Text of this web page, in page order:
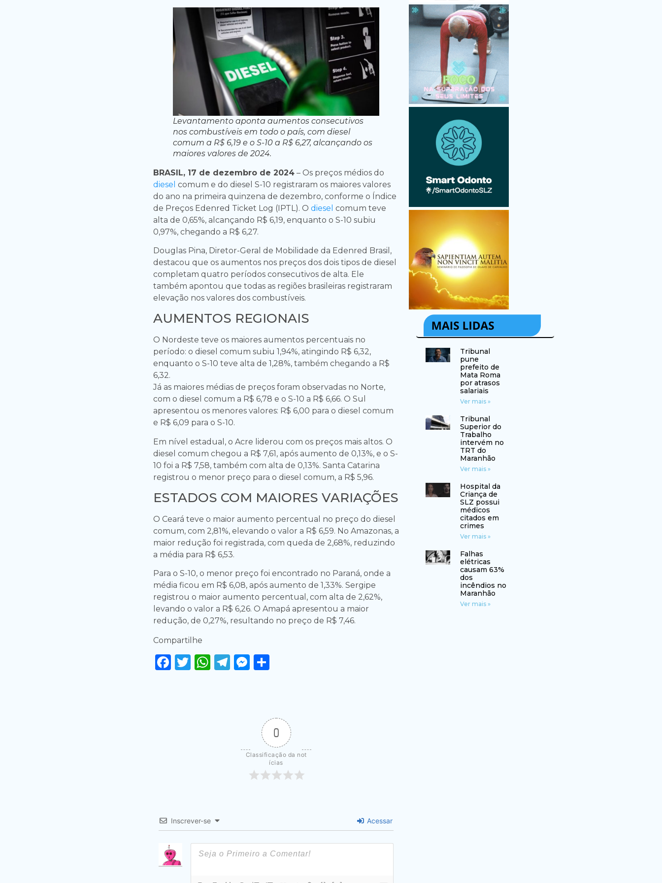
Levantamento aponta aumentos consecutivos
nos combustíveis em todo o país, com diesel
comum a R$ 6,19 e o S-10 a R$ 6,27, alcançando os
maiores valores de 2024.
BRASIL, 17 de dezembro de 2024 – Os preços médios do
diesel comum e do diesel S-10 registraram os maiores valores
do ano na primeira quinzena de dezembro, conforme o Índice
de Preços Edenred Ticket Log (IPTL). O diesel comum teve
alta de 0,65%, alcançando R$ 6,19, enquanto o S-10 subiu
0,97%, chegando a R$ 6,27.
Douglas Pina, Diretor-Geral de Mobilidade da Edenred Brasil,
destacou que os aumentos nos preços dos dois tipos de diesel
completam quatro períodos consecutivos de alta. Ele
também apontou que todas as regiões brasileiras registraram
elevação nos valores dos combustíveis.
AUMENTOS REGIONAIS
O Nordeste teve os maiores aumentos percentuais no
período: o diesel comum subiu 1,94%, atingindo R$ 6,32,
enquanto o S-10 teve alta de 1,28%, também chegando a R$
6,32.
Já as maiores médias de preços foram observadas no Norte,
com o diesel comum a R$ 6,78 e o S-10 a R$ 6,66. O Sul
apresentou os menores valores: R$ 6,00 para o diesel comum
e R$ 6,09 para o S-10.
Em nível estadual, o Acre liderou com os preços mais altos. O
diesel comum chegou a R$ 7,61, após aumento de 0,13%, e o S-
10 foi a R$ 7,58, também com alta de 0,13%. Santa Catarina
registrou o menor preço para o diesel comum, a R$ 5,96.
ESTADOS COM MAIORES VARIAÇÕES
O Ceará teve o maior aumento percentual no preço do diesel
comum, com 2,81%, elevando o valor a R$ 6,59. No Amazonas, a
maior redução foi registrada, com queda de 2,68%, reduzindo
a média para R$ 6,53.
Para o S-10, o menor preço foi encontrado no Paraná, onde a
média ficou em R$ 6,08, após aumento de 1,33%. Sergipe
registrou o maior aumento percentual, com alta de 2,62%,
levando o valor a R$ 6,26. O Amapá apresentou a maior
redução, de 0,27%, resultando no preço de R$ 7,46.
Compartilhe
Facebook
Twitter
WhatsApp
Telegram
Messenger
0
Classificação da not
ícias
Inscrever-se Acessar
Tribunal
pune
prefeito de
Mata Roma
por atrasos
salariais
Ver mais »
Tribunal
Superior do
Trabalho
intervém no
TRT do
Maranhão
Ver mais »
Hospital da
Criança de
SLZ possui
médicos
citados em
crimes
Ver mais »
Falhas
elétricas
causam 63%
dos
incêndios no
Maranhão
Ver mais »